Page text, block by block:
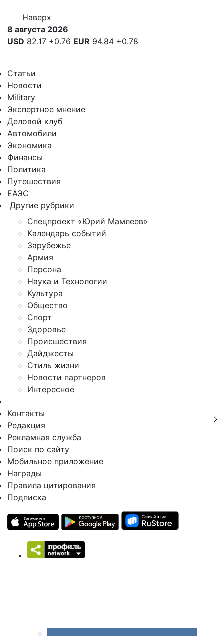
Наверх
8 августа 2026
USD 82.17 +0.76 EUR 94.84 +0.78
Статьи
Новости
Military
Экспертное мнение
Деловой клуб
Автомобили
Экономика
Финансы
Политика
Путешествия
ЕАЭС
Другие рубрики
Спецпроект «Юрий Мамлеев»
Календарь событий
Зарубежье
Армия
Персона
Наука и Технологии
Культура
Общество
Спорт
Здоровье
Происшествия
Дайджесты
Стиль жизни
Новости партнеров
Интересное
Контакты
Редакция
Рекламная служба
Поиск по сайту
Мобильное приложение
Награды
Правила цитирования
Подписка